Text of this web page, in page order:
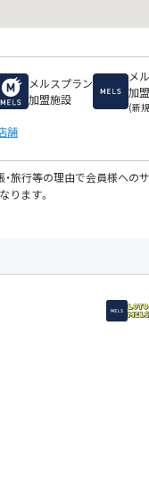
メルスプラン
加盟施設
メ
加
(新
舗
・旅行等の理由で会員様への
ります。